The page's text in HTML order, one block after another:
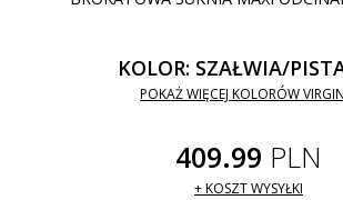
KOLOR: SZAŁWIA/
POKAŻ WIĘCEJ KOLORÓW
409.99 PLN
+ KOSZT WYSYŁKI